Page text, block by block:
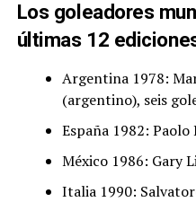
Los goleadores
últimas 12
Argentina 1978:
(argentino), seis
España 1982: Paolo
México 1986: Gary
Italia 1990: